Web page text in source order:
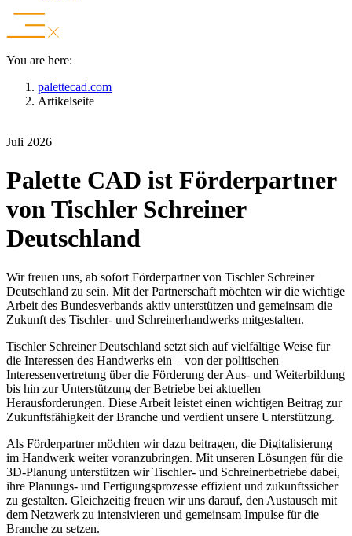
You are here:
palettecad.com
Artikelseite
Juli 2026
Palette CAD ist Förderpartner
von Tischler Schreiner
Deutschland
Wir freuen uns, ab sofort Förderpartner von Tischler Schreiner
Deutschland zu sein. Mit der Partnerschaft möchten wir die wichtige
Arbeit des Bundesverbands aktiv unterstützen und gemeinsam die
Zukunft des Tischler- und Schreinerhandwerks mitgestalten.
Tischler Schreiner Deutschland setzt sich auf vielfältige Weise für
die Interessen des Handwerks ein – von der politischen
Interessenvertretung über die Förderung der Aus- und Weiterbildung
bis hin zur Unterstützung der Betriebe bei aktuellen
Herausforderungen. Diese Arbeit leistet einen wichtigen Beitrag zur
Zukunftsfähigkeit der Branche und verdient unsere Unterstützung.
Als Förderpartner möchten wir dazu beitragen, die Digitalisierung
im Handwerk weiter voranzubringen. Mit unseren Lösungen für die
3D-Planung unterstützen wir Tischler- und Schreinerbetriebe dabei,
ihre Planungs- und Fertigungsprozesse effizient und zukunftssicher
zu gestalten. Gleichzeitig freuen wir uns darauf, den Austausch mit
dem Netzwerk zu intensivieren und gemeinsam Impulse für die
Branche zu setzen.